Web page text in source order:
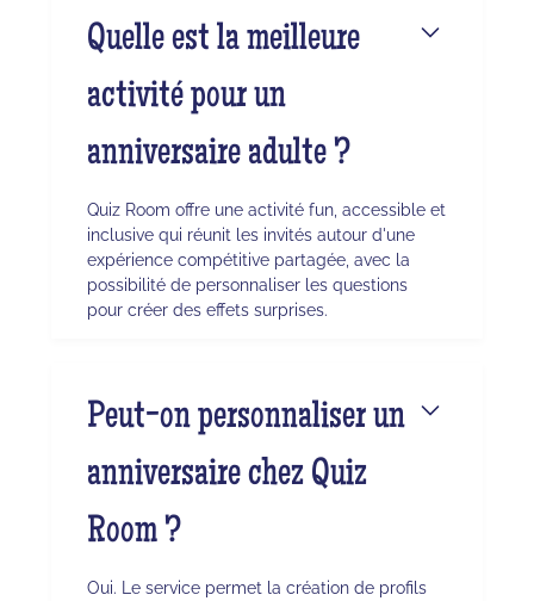
Quelle est la meilleure
activité pour un
anniversaire adulte ?
Quiz Room offre une activité fun, accessible et
inclusive qui réunit les invités autour d'une
expérience compétitive partagée, avec la
possibilité de personnaliser les questions
pour créer des effets surprises.
Peut-on personnaliser un
anniversaire chez Quiz
Room ?
Oui. Le service permet la création de profils